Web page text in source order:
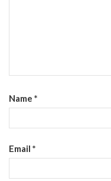
Name *
Email *